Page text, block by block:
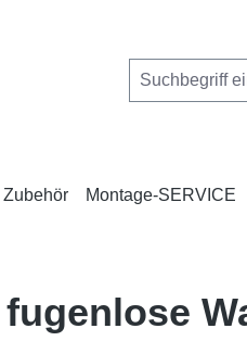
Zubehör Montage-SERVICE